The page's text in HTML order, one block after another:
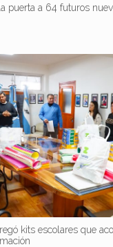
puerta a 64 futuros
kits escolares que